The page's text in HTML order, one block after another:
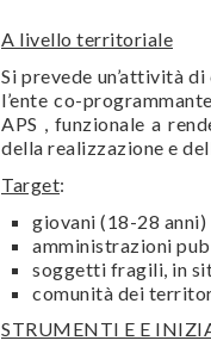
A livello territoriale
Si prevede un’attività
l’ente co-
APS , funzionale a
della realizzazione e
Target:
giovani (18-28 anni)
amministrazioni
soggetti fragili, in
comunità dei
STRUMENTI E E